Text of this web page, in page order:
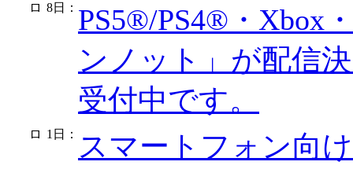
8日 ： PS5®/PS4®・Xbox
ンノット」が配信
受付中です。
1日 ：
スマートフォン向